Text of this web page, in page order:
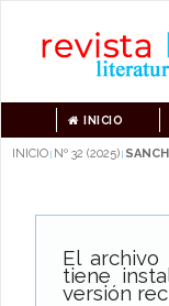
INICIO
INICIO | Nº 32 (2025) |
El archivo
tiene
versión